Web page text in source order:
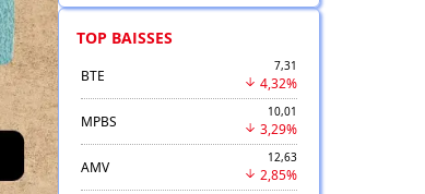
TOP BAISSES
BTE
7,31
4,32%
MPBS
10,01
3,29%
AMV
12,63
2,85%